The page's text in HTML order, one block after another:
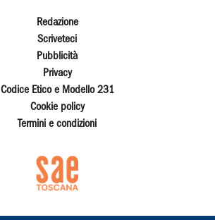
Redazione
Scriveteci
Pubblicità
Privacy
Codice Etico e Modello 231
Cookie policy
Termini e condizioni